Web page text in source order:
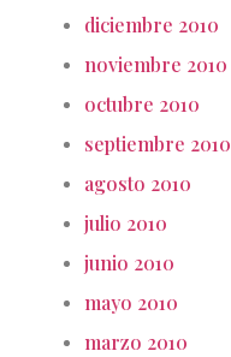
diciembre 2010
noviembre 2010
octubre 2010
septiembre 2010
agosto 2010
julio 2010
junio 2010
mayo 2010
marzo 2010